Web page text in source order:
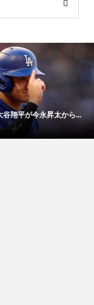
笑顔はどうした？」ヤ...